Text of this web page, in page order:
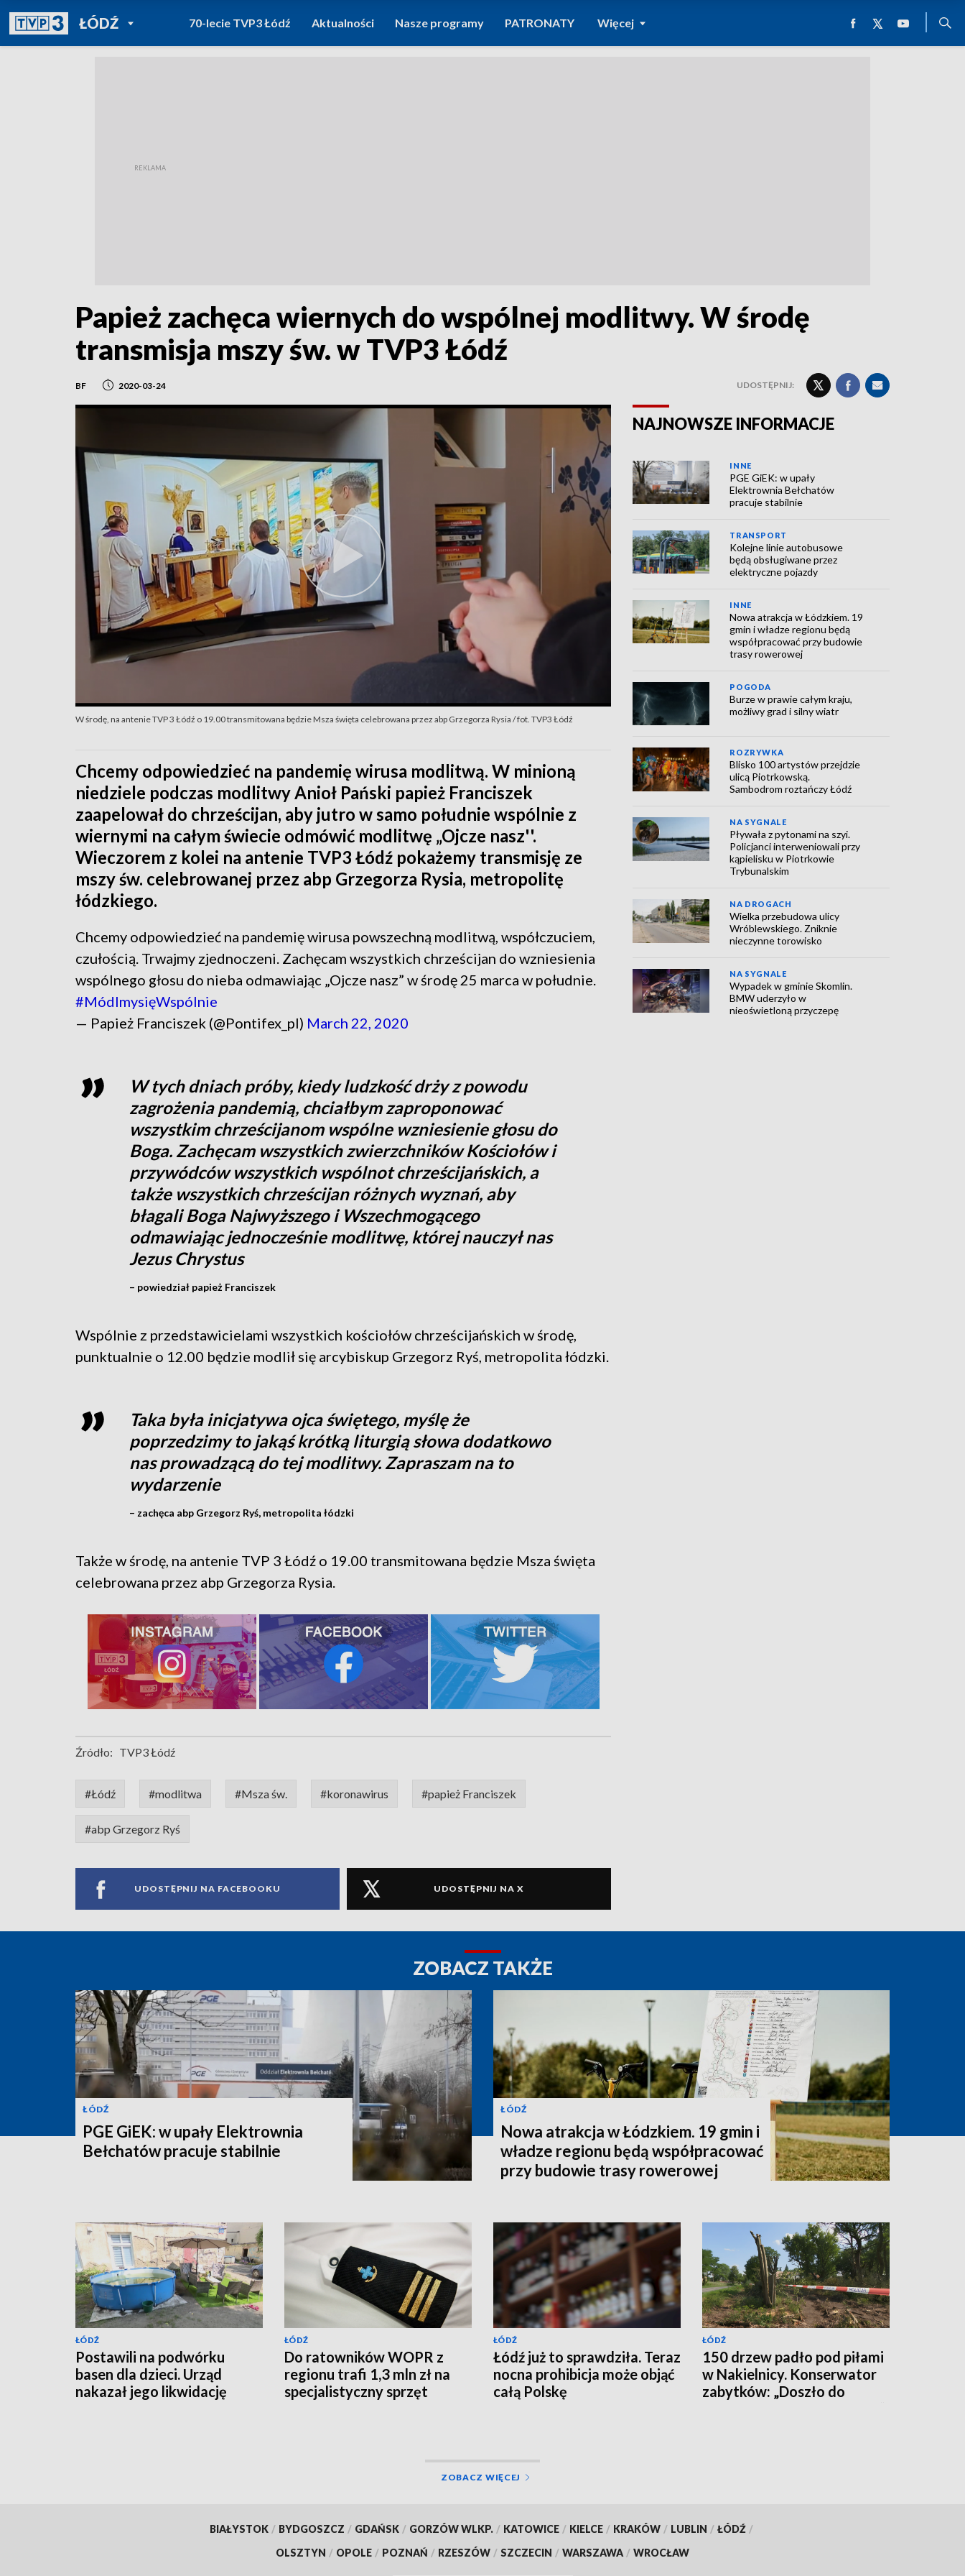
ŁÓDŹPOWRÓT DO
TVP REGIONY
70-lecie TVP3 Łódź Aktualności Nasze programy PATRONATY Więcej
Papież zachęca wiernych do wspólnej modlitwy. W środę
transmisja mszy św. w TVP3 Łódź
BF 2020-03-24 UDOSTĘPNIJ:
W środę, na antenie TVP 3 Łódź o 19.00 transmitowana będzie Msza święta celebrowana przez abp Grzegorza Rysia / fot. TVP3 Łódź
Chcemy odpowiedzieć na pandemię wirusa modlitwą. W minioną
niedziele podczas modlitwy Anioł Pański papież Franciszek
zaapelował do chrześcijan, aby jutro w samo południe wspólnie z
wiernymi na całym świecie odmówić modlitwę „Ojcze nasz''.
Wieczorem z kolei na antenie TVP3 Łódź pokażemy transmisję ze
mszy św. celebrowanej przez abp Grzegorza Rysia, metropolitę
łódzkiego.
Chcemy odpowiedzieć na pandemię wirusa powszechną modlitwą, współczuciem,
czułością. Trwajmy zjednoczeni. Zachęcam wszystkich chrześcijan do wzniesienia
wspólnego głosu do nieba odmawiając „Ojcze nasz” w środę 25 marca w południe.
#MódlmysięWspólnie
— Papież Franciszek (@Pontifex_pl) March 22, 2020
W tych dniach próby, kiedy ludzkość drży z powodu
zagrożenia pandemią, chciałbym zaproponować
wszystkim chrześcijanom wspólne wzniesienie głosu do
Boga. Zachęcam wszystkich zwierzchników Kościołów i
przywódców wszystkich wspólnot chrześcijańskich, a
także wszystkich chrześcijan różnych wyznań, aby
błagali Boga Najwyższego i Wszechmogącego
odmawiając jednocześnie modlitwę, której nauczył nas
Jezus Chrystus
– powiedział papież Franciszek
Wspólnie z przedstawicielami wszystkich kościołów chrześcijańskich w środę,
punktualnie o 12.00 będzie modlił się arcybiskup Grzegorz Ryś, metropolita łódzki.
Taka była inicjatywa ojca świętego, myślę że
poprzedzimy to jakąś krótką liturgią słowa dodatkowo
nas prowadzącą do tej modlitwy. Zapraszam na to
wydarzenie
– zachęca abp Grzegorz Ryś, metropolita łódzki
Także w środę, na antenie TVP 3 Łódź o 19.00 transmitowana będzie Msza święta
celebrowana przez abp Grzegorza Rysia.
Źródło: TVP3 Łódź
#Łódź #modlitwa #Msza św. #koronawirus #papież Franciszek
#abp Grzegorz Ryś
UDOSTĘPNIJ NA FACEBOOKU UDOSTĘPNIJ NA X
NAJNOWSZE INFORMACJE
INNE
PGE GiEK: w upały
Elektrownia Bełchatów
pracuje stabilnie
TRANSPORT
Kolejne linie autobusowe
będą obsługiwane przez
elektryczne pojazdy
INNE
Nowa atrakcja w Łódzkiem. 19
gmin i władze regionu będą
współpracować przy budowie
trasy rowerowej
POGODA
Burze w prawie całym kraju,
możliwy grad i silny wiatr
ROZRYWKA
Blisko 100 artystów przejdzie
ulicą Piotrkowską.
Sambodrom roztańczy Łódź
NA SYGNALE
Pływała z pytonami na szyi.
Policjanci interweniowali przy
kąpielisku w Piotrkowie
Trybunalskim
NA DROGACH
Wielka przebudowa ulicy
Wróblewskiego. Zniknie
nieczynne torowisko
NA SYGNALE
Wypadek w gminie Skomlin.
BMW uderzyło w
nieoświetloną przyczepę
ZOBACZ TAKŻE
ŁÓDŹ
PGE GiEK: w upały Elektrownia
Bełchatów pracuje stabilnie
ŁÓDŹ
Nowa atrakcja w Łódzkiem. 19 gmin i
władze regionu będą współpracować
przy budowie trasy rowerowej
ŁÓDŹ
Postawili na podwórku
basen dla dzieci. Urząd
nakazał jego likwidację
ŁÓDŹ
Do ratowników WOPR z
regionu trafi 1,3 mln zł na
specjalistyczny sprzęt
ŁÓDŹ
Łódź już to sprawdziła. Teraz
nocna prohibicja może objąć
całą Polskę
ŁÓDŹ
150 drzew padło pod piłami
w Nakielnicy. Konserwator
zabytków: „Doszło do
ZOBACZ WIĘCEJ
BIAŁYSTOK / BYDGOSZCZ / GDAŃSK / GORZÓW WLKP. / KATOWICE / KIELCE / KRAKÓW / LUBLIN / ŁÓDŹ /
OLSZTYN / OPOLE / POZNAŃ / RZESZÓW / SZCZECIN / WARSZAWA / WROCŁAW